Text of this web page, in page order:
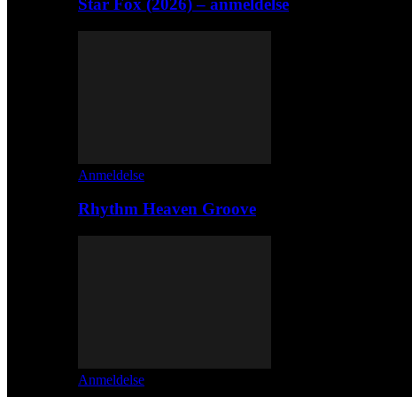
Star Fox (2026) – anmeldelse
Anmeldelse
Rhythm Heaven Groove
Anmeldelse